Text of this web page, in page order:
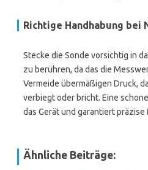
Richtige Handhabung bei
Stecke die Sonde vorsichtig in
zu berühren, da das die
Vermeide übermäßigen Druck,
verbiegt oder bricht. Eine
das Gerät und garantiert
Ähnliche Beiträge: